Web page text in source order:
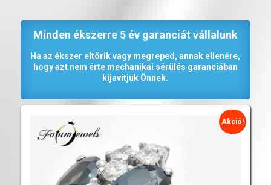
Minden ékszerre 5 év garanciát vállalunk
Ha az ékszer eltörik vagy megreped, annak ellenére,
hogy azt nem érte mechanikai sérülés garanciában
kijavítjuk Önnek.
Akció!